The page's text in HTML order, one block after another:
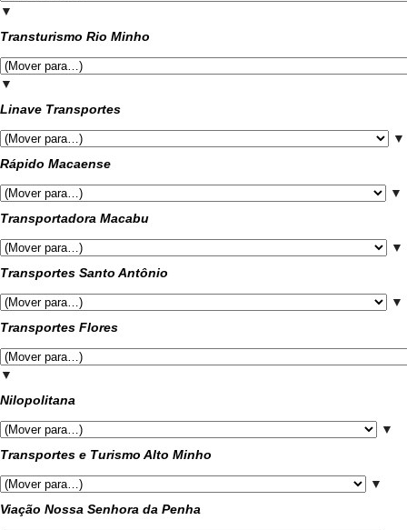
▼
Transturismo Rio Minho
▼
Linave Transportes
▼
Rápido Macaense
▼
Transportadora Macabu
▼
Transportes Santo Antônio
▼
Transportes Flores
▼
Nilopolitana
▼
Transportes e Turismo Alto Minho
▼
Viação Nossa Senhora da Penha